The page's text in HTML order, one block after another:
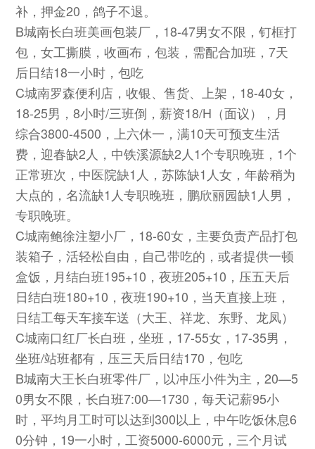
补，押金20，鸽子不退。
B城南长白班美画包装厂，18-47男女不限，钉框打
包，女工撕膜，收画布，包装，需配合加班，7天
后日结18一小时，包吃
C城南罗森便利店，收银、售货、上架，18-40女，
18-25男，8小时/三班倒，薪资18/H（面议），月
综合3800-4500，上六休一，满10天可预支生活
费，迎春缺2人，中铁溪源缺2人1个专职晚班，1个
正常班次，中医院缺1人，苏陈缺1人女，年龄稍为
大点的，名流缺1人专职晚班，鹏欣丽园缺1人男，
专职晚班。
C城南鲍徐注塑小厂，18-60女，主要负责产品打包
装箱子，活轻松自由，自己带吃的，或者提供一顿
盒饭，月结白班195+10，夜班205+10，压五天后
日结白班180+10，夜班190+10，当天直接上班，
日结工每天车接车送（大王、祥龙、东野、龙凤）
C城南口红厂长白班，坐班，17-55女，17-35男，
坐班/站班都有，压三天后日结170，包吃
B城南大王长白班零件厂，以冲压小件为主，20—5
0男女不限，长白班7:00—1730，每天记薪95小
时，平均月工时可以达到300以上，中午吃饭休息6
0分钟，19一小时，工资5000-6000元，三个月试